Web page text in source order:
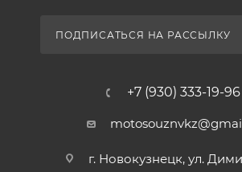
ПОДПИСАТЬСЯ НА РАССЫЛКУ
+7 (930) 333-19-96
г. Новокузнецк, ул.